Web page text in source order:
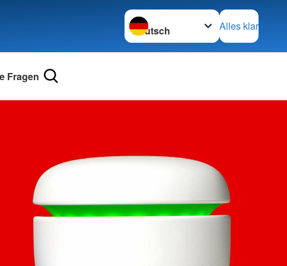
Sprache wechseln zu
Alles klar
Fragen